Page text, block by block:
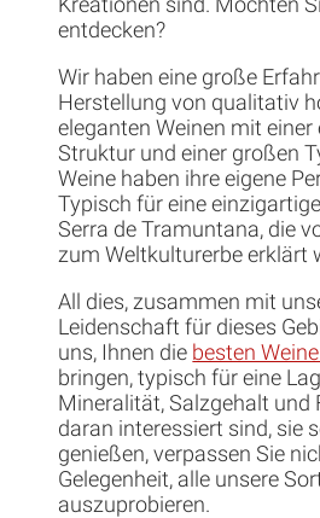
Nachrichten
Finde uns
ES EN
entdecken?
Wir haben eine große
Herstellung von qualitativ
eleganten Weinen mit
Struktur und einer großen
Weine haben ihre eigene
Typisch für eine
Serra de Tramuntana, die
zum Weltkulturerbe erklärt
All dies, zusammen mit
Leidenschaft für dieses
uns, Ihnen die besten
bringen, typisch für eine
Mineralität, Salzgehalt und
daran interessiert sind, sie
genießen, verpassen Sie
Gelegenheit, alle unsere
auszuprobieren.